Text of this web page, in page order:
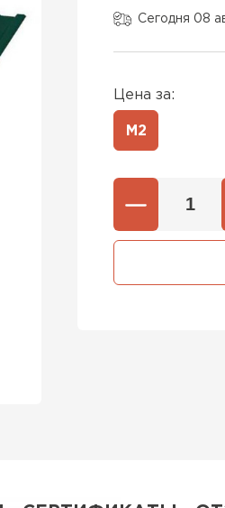
Сегодня 08
Цена за:
М2